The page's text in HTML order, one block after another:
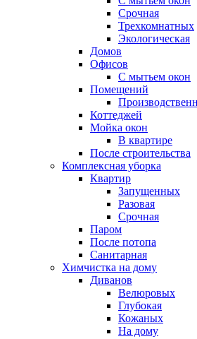
Срочная
Трехкомнатных
Экологическая
Домов
Офисов
С мытьем окон
Помещений
Коттеджей
Мойка окон
В квартире
После строительства
Комплексная уборка
Квартир
Запущенных
Разовая
Срочная
Паром
После потопа
Санитарная
Химчистка на дому
Диванов
Велюровых
Глубокая
Кожаных
На дому